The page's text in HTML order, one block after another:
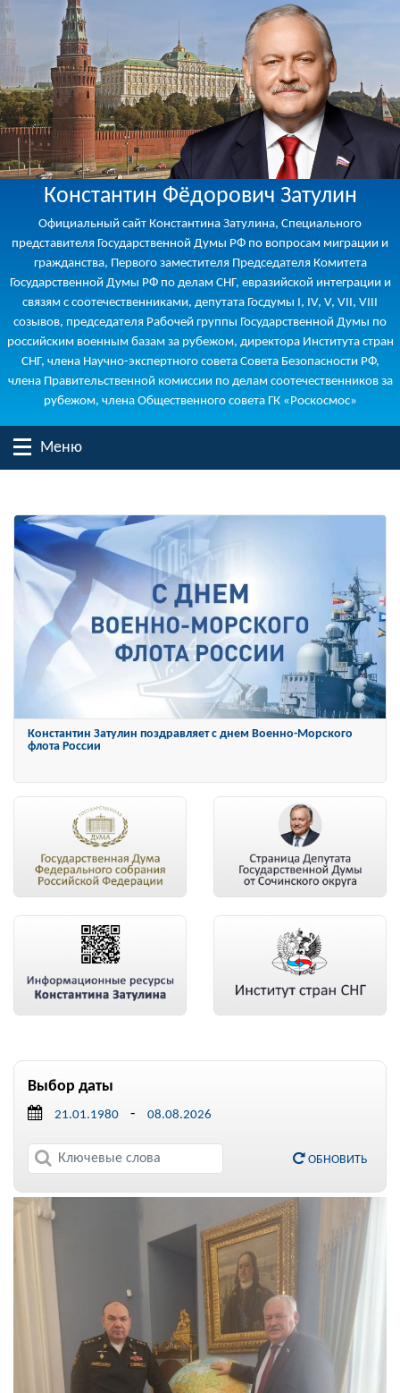
Константин Фёдорович Затулин
Официальный сайт Константина Затулина, Специального
представителя Государственной Думы РФ по вопросам миграции и
гражданства, Первого заместителя Председателя Комитета
Государственной Думы РФ по делам СНГ, евразийской интеграции и
связям с соотечественниками, депутата Госдумы I, IV, V, VII, VIII
созывов, председателя Рабочей группы Государственной Думы по
российским военным базам за рубежом, директора Института стран
СНГ, члена Научно-экспертного совета Совета Безопасности РФ,
члена Правительственной комиссии по делам соотечественников за
рубежом, члена Общественного совета ГК «Роскосмос»
Меню
Константин Затулин награжден Орденом «За заслуги перед
Отечеством» IV степени
Выбор даты
-
ОБНОВИТЬ